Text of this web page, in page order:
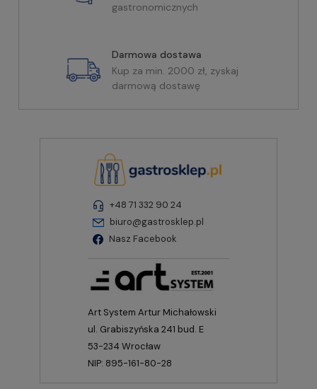
gastronomicznych
Darmowa dostawa
Kup za min. 2000 zł, zyskaj
darmową dostawę
+48 71 332 90 24
biuro@gastrosklep.pl
Nasz Facebook
Art System Artur Michałowski
ul. Grabiszyńska 241 bud. E
53-234 Wrocław
NIP: 895-161-80-28